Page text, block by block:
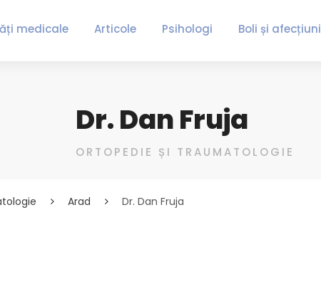
medicale Articole Psihologi Boli și afecțiuni
Dr. Dan Fruja
ORTOPEDIE ȘI TRAUMATOLOGIE
Arad Dr. Dan Fruja